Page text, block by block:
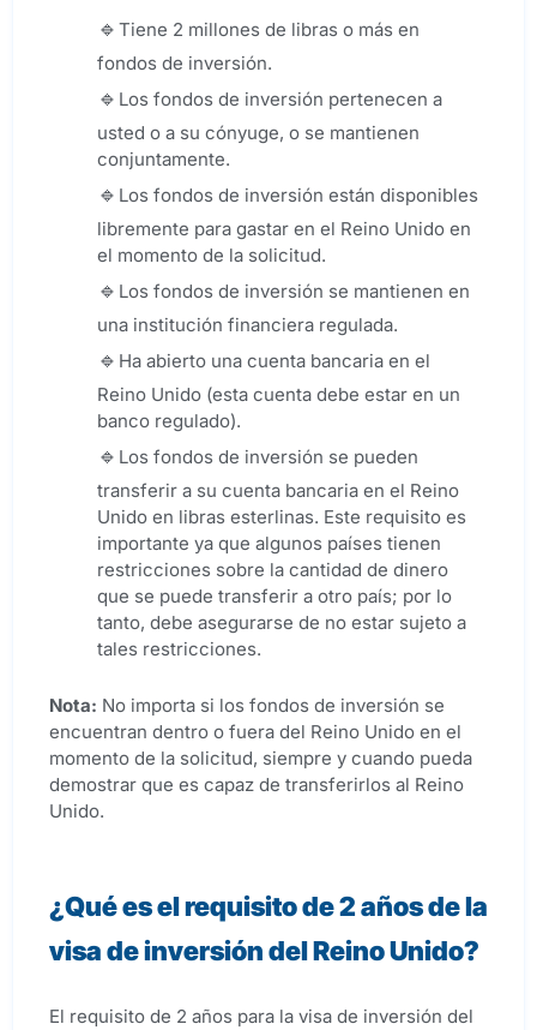
Tiene 2 millones de libras o más en
fondos de inversión.
Los fondos de inversión pertenecen a
usted o a su cónyuge, o se mantienen
conjuntamente.
Los fondos de inversión están disponibles
libremente para gastar en el Reino Unido en
el momento de la solicitud.
Los fondos de inversión se mantienen en
una institución financiera regulada.
Ha abierto una cuenta bancaria en el
Reino Unido (esta cuenta debe estar en un
banco regulado).
Los fondos de inversión se pueden
transferir a su cuenta bancaria en el Reino
Unido en libras esterlinas. Este requisito es
importante ya que algunos países tienen
restricciones sobre la cantidad de dinero
que se puede transferir a otro país; por lo
tanto, debe asegurarse de no estar sujeto a
tales restricciones.
Nota: No importa si los fondos de inversión se
encuentran dentro o fuera del Reino Unido en el
momento de la solicitud, siempre y cuando pueda
demostrar que es capaz de transferirlos al Reino
Unido.
¿Qué es el requisito de 2 años de la
visa de inversión del Reino Unido?
El requisito de 2 años para la visa de inversión del